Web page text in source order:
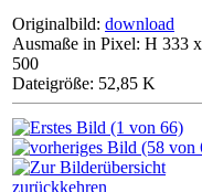
Originalbild: download
Ausmaße in Pixel: H 333
500
Dateigröße: 52,85 K